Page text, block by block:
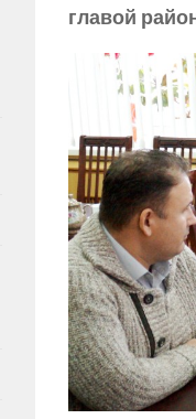
главой